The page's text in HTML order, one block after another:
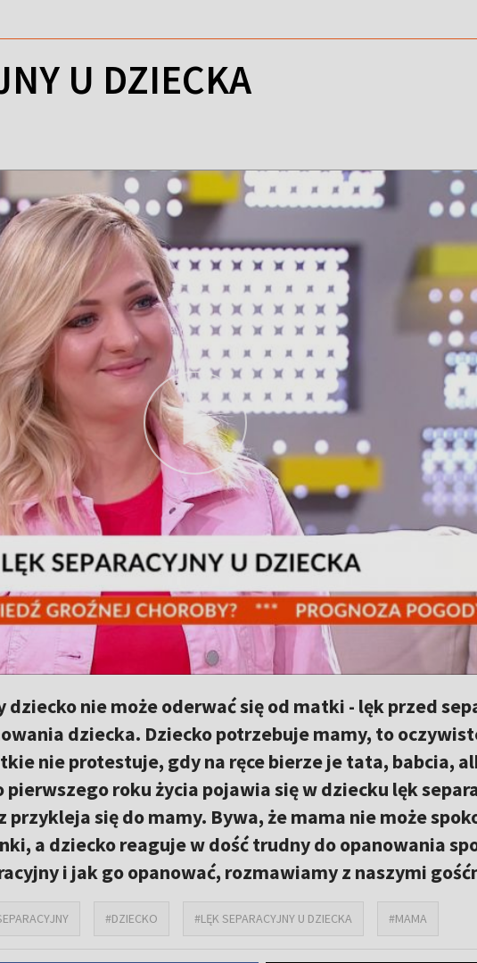
U DZIECKA
dziecko nie może oderwać się od matki - lęk przed
dziecka. Dziecko potrzebuje mamy, to
nie protestuje, gdy na ręce bierze je tata, babcia,
pierwszego roku życia pojawia się w dziecku lęk
przykleja się do mamy. Bywa, że mama nie może
a dziecko reaguje w dość trudny do opanowania
i jak go opanować, rozmawiamy z naszymi
#DZIECKO #LĘK SEPARACYJNY U DZIECKA #MAMA